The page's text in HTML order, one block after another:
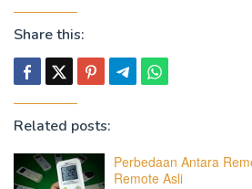
Share this:
Related posts:
Perbedaan Antara
Remote Asli